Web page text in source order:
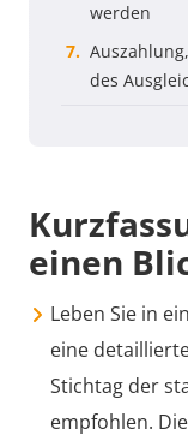
werden
des
einen
Leben Sie in
eine
Stichtag der
empfohlen.